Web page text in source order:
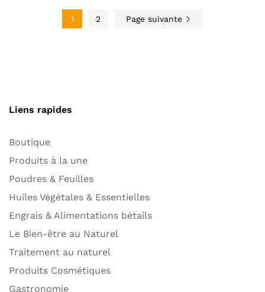
1 2 Page suivante
Liens rapides
Boutique
Produits à la une
Poudres & Feuilles
Huiles Végétales & Essentielles
Engrais & Alimentations bétails
Le Bien-être au Naturel
Traitement au naturel
Produits Cosmétiques
Gastronomie